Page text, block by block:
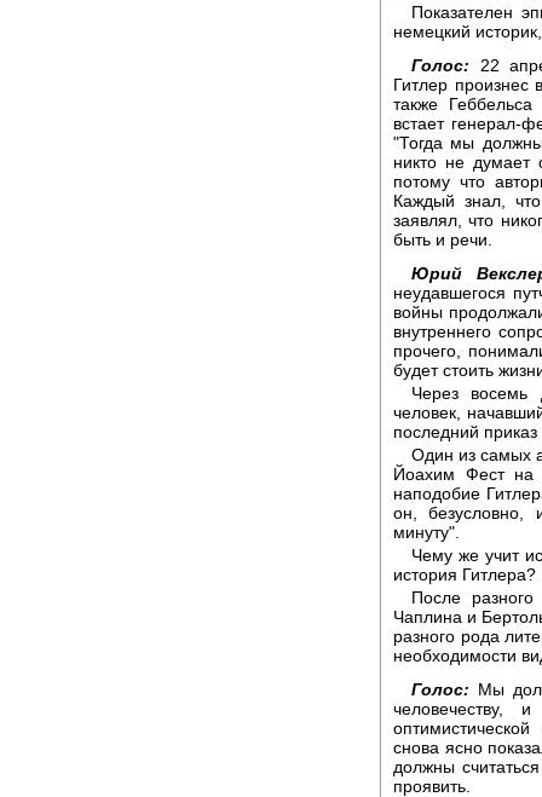
Показателен
немецкий
Голос: 22
Гитлер произнес
также
встает генерал-
"Тогда мы
никто не думает
потому что
Каждый знал,
заявлял, что
быть и речи.
Юрий
неудавшегося
войны
внутреннего
прочего,
будет стоить
Через восемь
человек,
последний
Один из самых
Йоахим Фест на
наподобие
он,
минуту".
Чему же учит
история Гитлера?
После разного
Чаплина и
разного рода
необходимости
Голос: Мы
снова ясно
должны
проявить.